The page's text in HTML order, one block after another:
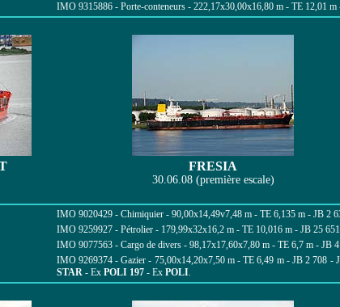
IMO 9315886 - Porte-conteneurs - 222,17x30,00x16,80 m - TE 12,01
FRESIA
30.06.08 (première escale)
IMO 9020429 - Chimiquier - 90,00x14,49v7,48 m - TE 6,135 m - JB 2
IMO 9259927 - Pétrolier - 179,99x32x16,2 m - TE 10,016 m - JB 25
IMO 9077563 - Cargo de divers - 98,17x17,60x7,80 m - TE 6,7 m - JB
IMO 9269374 - Gazier - 75,00x14,20x7,50 m - TE 6,49 m - JB 2 708
STAR- Ex POLI 197- Ex POLI.